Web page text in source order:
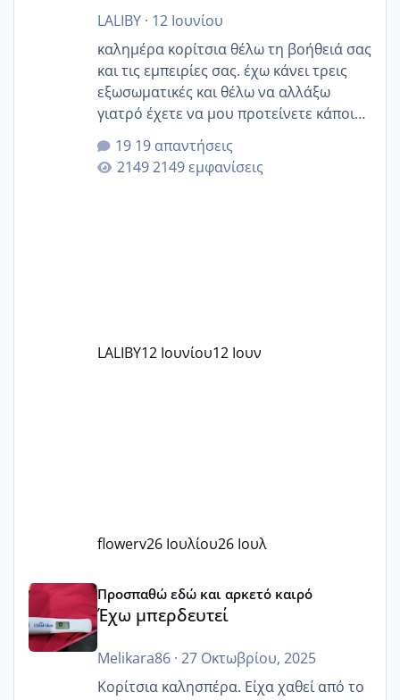
LALIBY· 12 Ιουνίου
καλημέρα κορίτσια θέλω τη βοήθειά σας
και τις εμπειρίες σας. έχω κάνει τρεις
εξωσωματικές και θέλω να αλλάξω
γιατρό έχετε να μου προτείνετε κάποιον
που μείνατε ευχαριστημένες και είχατε
επιιτυχία? έκανα στο υγεία με τον
ζερβομανωλάκη (δεν το εψαξε καθόλου
19 απαντήσεις
2149 εμφανίσεις
LALIBY12 Ιουνίου12 Ιουν
flowerv26 Ιουλίου26 Ιουλ
Έχω μπερδευτεί
Προσπαθώ εδώ και αρκετό καιρό
Έχω μπερδευτεί
Melikara86· 27 Οκτωβρίου, 2025
Κορίτσια καλησπέρα. Είχα χαθεί από το